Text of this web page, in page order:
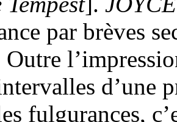
par brèves
d’une
fulgurances,